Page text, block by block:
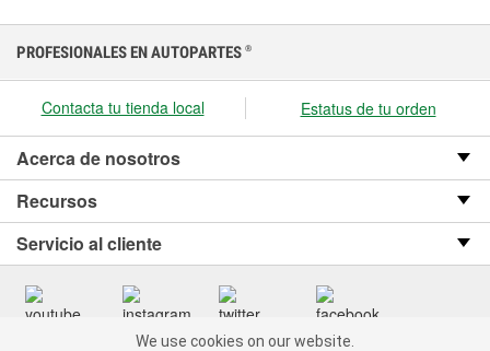
PROFESIONALES EN AUTOPARTES ®
Contacta tu tienda local Estatus de tu orden
Acerca de nosotros
Recursos
Servicio al cliente
We use cookies on our website.